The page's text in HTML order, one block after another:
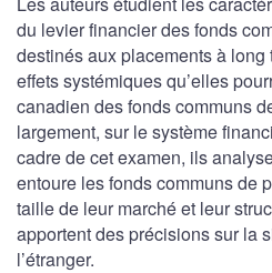
du levier financier des fonds
destinés aux placements à long
effets systémiques qu’elles
canadien des fonds communs
largement, sur le système
cadre de cet examen, ils
entoure les fonds communs de
taille de leur marché et leur
apportent des précisions sur la
l’étranger.